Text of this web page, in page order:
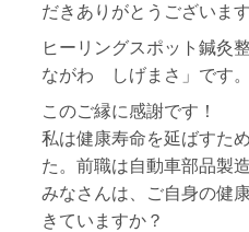
だきありがとうございます
ヒーリングスポット鍼灸
ながわ しげまさ」です。
このご縁に感謝です！
私は健康寿命を延ばすた
た。前職は自動車部品製
みなさんは、ご自身の健
きていますか？